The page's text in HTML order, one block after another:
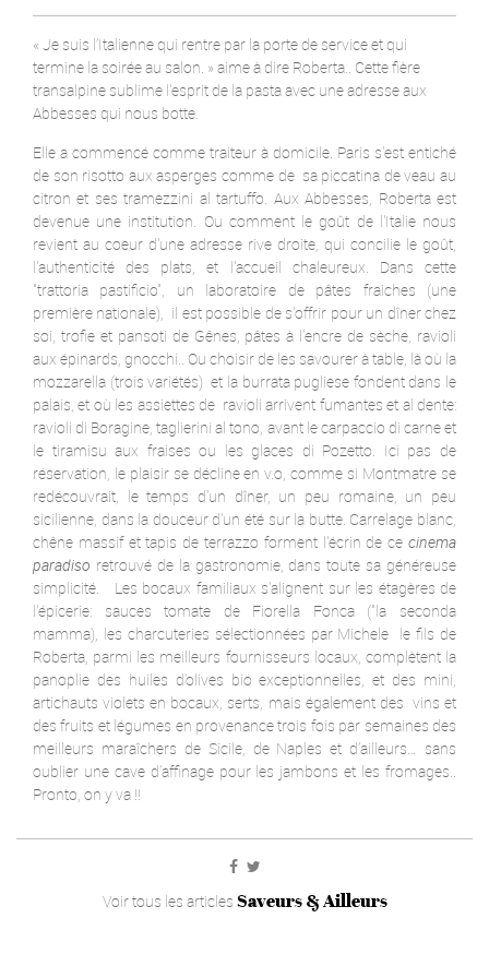
« Je suis l’Italienne qui rentre par la porte de service et qui
termine la soirée au salon. » aime à dire Roberta.. Cette fière
transalpine sublime l'esprit de la pasta avec une adresse aux
Abbesses qui nous botte.
Elle a commencé comme traiteur à domicile. Paris s'est entiché
de son risotto aux asperges comme de sa piccatina de veau au
citron et ses tramezzini al tartuffo. Aux Abbesses, Roberta est
devenue une institution. Ou comment le goût de l'Italie nous
revient au coeur d'une adresse rive droite, qui concilie le goût,
l'authenticité des plats, et l'accueil chaleureux. Dans cette
"trattoria pastificio", un laboratoire de pâtes fraiches (une
première nationale), il est possible de s'offrir pour un dîner chez
soi, trofie et pansoti de Gênes, pâtes à l'encre de sèche, ravioli
aux épinards, gnocchi.. Ou choisir de les savourer à table, là où la
mozzarella (trois variétés) et la burrata pugliese fondent dans le
palais, et où les assiettes de ravioli arrivent fumantes et al dente:
ravioli di Boragine, taglierini al tono, avant le carpaccio di carne et
le tiramisu aux fraises ou les glaces di Pozetto. Ici pas de
réservation, le plaisir se décline en v.o, comme si Montmatre se
redécouvrait, le temps d'un dîner, un peu romaine, un peu
sicilienne, dans la douceur d'un été sur la butte. Carrelage blanc,
chêne massif et tapis de terrazzo forment l'écrin de ce cinema
paradiso retrouvé de la gastronomie, dans toute sa généreuse
simplicité. Les bocaux familiaux s'alignent sur les étagères de
l'épicerie: sauces tomate de Fiorella Fonca ("la seconda
mamma), les charcuteries sélectionnées par Michele le fils de
Roberta, parmi les meilleurs fournisseurs locaux, complètent la
panoplie des huiles d’olives bio exceptionnelles, et des mini,
artichauts violets en bocaux, serts, mais également des vins et
des fruits et légumes en provenance trois fois par semaines des
meilleurs maraîchers de Sicile, de Naples et d’ailleurs… sans
oublier une cave d’affinage pour les jambons et les fromages..
Pronto, on y va !!
Voir tous les articles Saveurs & Ailleurs